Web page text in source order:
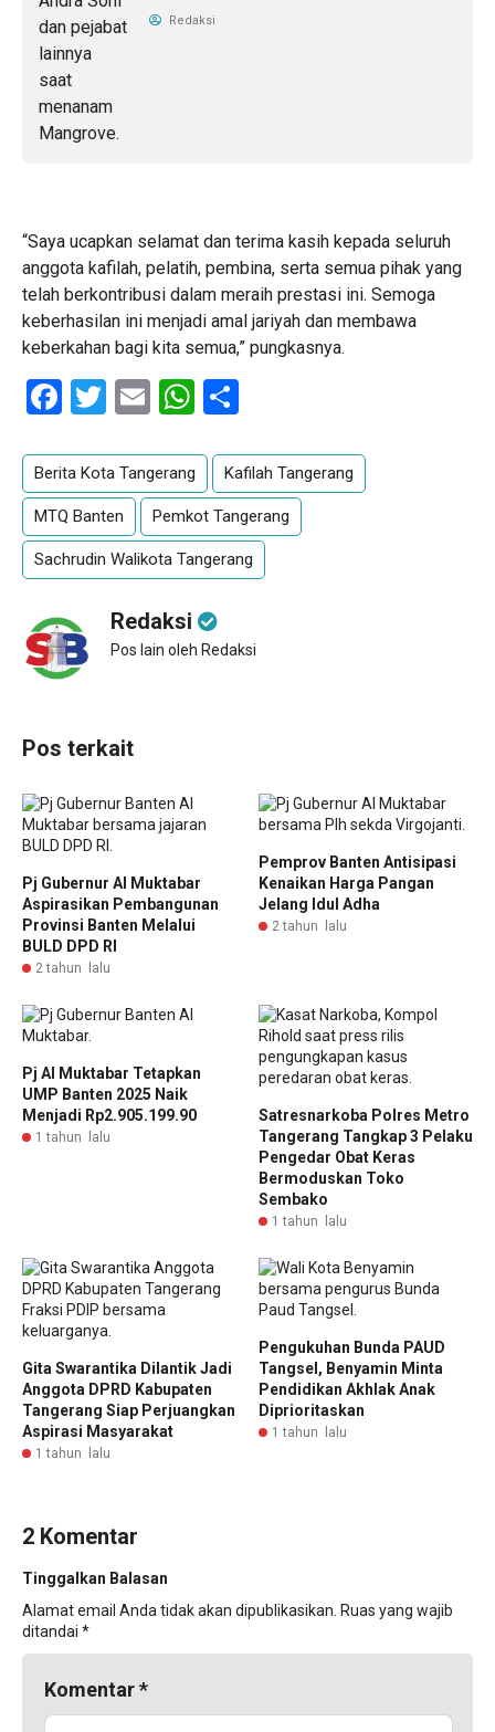
Redaksi
“Saya ucapkan selamat dan terima kasih kepada seluruh
anggota kafilah, pelatih, pembina, serta semua pihak yang
telah berkontribusi dalam meraih prestasi ini. Semoga
keberhasilan ini menjadi amal jariyah dan membawa
keberkahan bagi kita semua,” pungkasnya.
Facebook
Twitter
EmailWhatsApp
Berita Kota Tangerang Kafilah Tangerang
MTQ Banten Pemkot Tangerang
Sachrudin Walikota Tangerang
Redaksi
Pos lain oleh Redaksi
Pos terkait
Pj Gubernur Al Muktabar
Aspirasikan Pembangunan
Provinsi Banten Melalui
BULD DPD RI
2 tahun lalu
Pemprov Banten Antisipasi
Kenaikan Harga Pangan
Jelang Idul Adha
2 tahun lalu
Pj Al Muktabar Tetapkan
UMP Banten 2025 Naik
Menjadi Rp2.905.199.90
1 tahun lalu
Satresnarkoba Polres Metro
Tangerang Tangkap 3 Pelaku
Pengedar Obat Keras
Bermoduskan Toko
Sembako
1 tahun lalu
Gita Swarantika Dilantik Jadi
Anggota DPRD Kabupaten
Tangerang Siap Perjuangkan
Aspirasi Masyarakat
1 tahun lalu
Pengukuhan Bunda PAUD
Tangsel, Benyamin Minta
Pendidikan Akhlak Anak
Diprioritaskan
1 tahun lalu
2 Komentar
Tinggalkan Balasan
Alamat email Anda tidak akan dipublikasikan. Ruas yang wajib
ditandai *
Komentar*